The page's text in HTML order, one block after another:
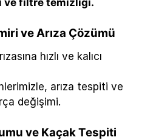
ve Arıza Çözümü
hızlı ve kalıcı
arıza tespiti ve
değişimi.
ve Kaçak Tespiti